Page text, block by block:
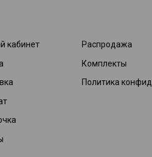
кабинет
Распродажа
Комплекты
Политика